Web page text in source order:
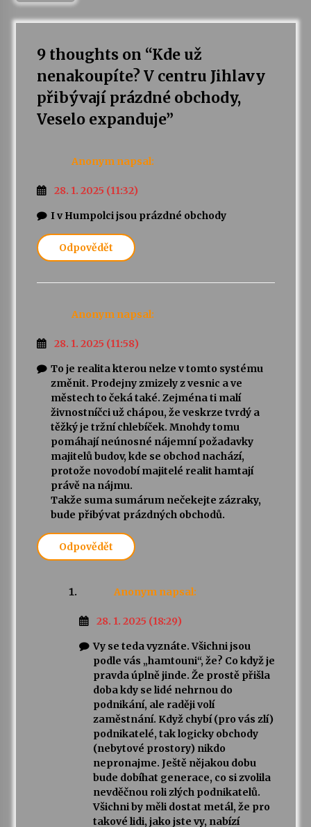
9 thoughts on “Kde už
nenakoupíte? V centru Jihlavy
přibývají prázdné obchody,
Veselo expanduje”
Anonym napsal:
28. 1. 2025 (11:32)
I v Humpolci jsou prázdné obchody
Odpovědět
Anonym napsal:
28. 1. 2025 (11:58)
To je realita kterou nelze v tomto systému
změnit. Prodejny zmizely z vesnic a ve
městech to čeká také. Zejména ti malí
živnostníčci už chápou, že veskrze tvrdý a
těžký je tržní chlebíček. Mnohdy tomu
pomáhají neúnosné nájemní požadavky
majitelů budov, kde se obchod nachází,
protože novodobí majitelé realit hamtají
právě na nájmu.
Takže suma sumárum nečekejte zázraky,
bude přibývat prázdných obchodů.
Odpovědět
Anonym napsal:
28. 1. 2025 (18:29)
Vy se teda vyznáte. Všichni jsou
podle vás „hamtouni“, že? Co když je
pravda úplně jinde. Že prostě přišla
doba kdy se lidé nehrnou do
podnikání, ale raději volí
zaměstnání. Když chybí (pro vás zlí)
podnikatelé, tak logicky obchody
(nebytové prostory) nikdo
nepronajme. Ještě nějakou dobu
bude dobíhat generace, co si zvolila
nevděčnou roli zlých podnikatelů.
Všichni by měli dostat metál, že pro
takové lidi, jako jste vy, nabízí